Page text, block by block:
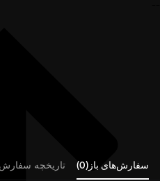
سفارش‌های باز(0) تاریخچه